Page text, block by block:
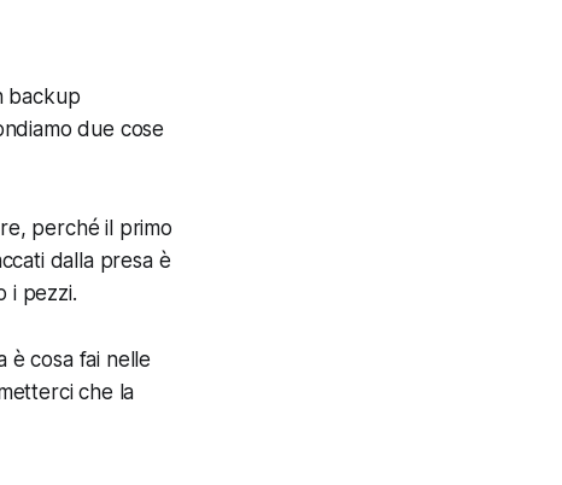
backup
due cose
perché il primo
dalla presa è
i pezzi.
è cosa fai nelle
che la